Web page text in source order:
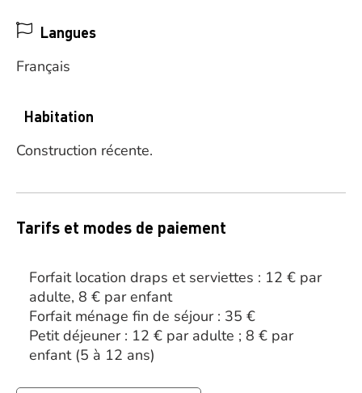
Langues
Français
Habitation
Construction récente.
Tarifs et modes de paiement
Forfait location draps et serviettes : 12 € par
adulte, 8 € par enfant
Forfait ménage fin de séjour : 35 €
Petit déjeuner : 12 € par adulte ; 8 € par
enfant (5 à 12 ans)